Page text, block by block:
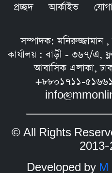
প্রচ্ছদ আর্কাইভ
সম্পাদক: মনিরুজ্জামান ,
কার্যালয় : বাড়ী - ৩৬৭/এ,
আবাসিক এলাকা,
+৮৮০১৭১১-
© All Rights
Developed by M